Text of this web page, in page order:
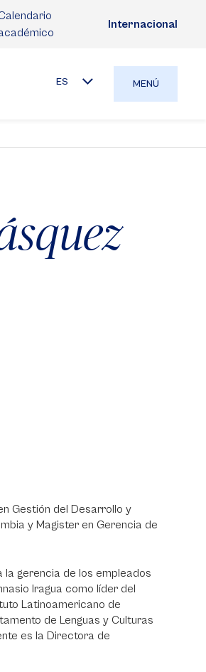
Internacional
ES MENÚ
Gestión del Desarrollo y
y Magister en Gerencia de
la gerencia de los empleados
Iragua como líder del
Latinoamericano de
de Lenguas y Culturas
es la Directora de